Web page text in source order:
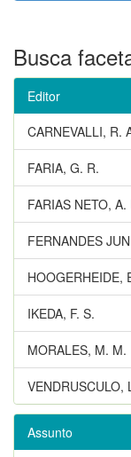
Busca
Editor
CARNEVALLI, R.
FARIA, G. R.
FARIAS NETO,
FERNANDES
HOOGERHEIDE,
IKEDA, F. S.
MORALES, M. M.
VENDRUSCULO,
Assunto